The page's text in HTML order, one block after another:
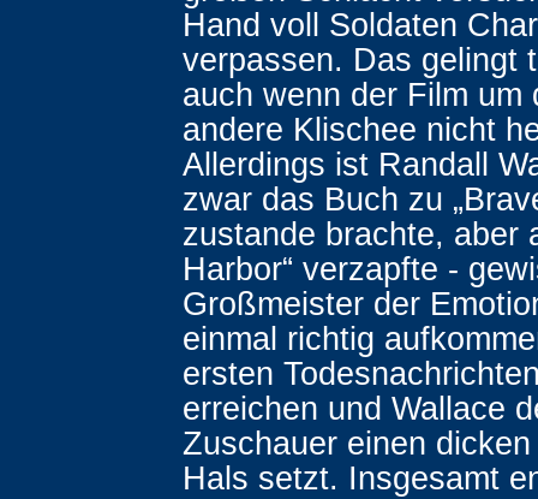
Hand voll Soldaten
verpassen. Das gelingt
auch wenn der Film um
andere Klischee nicht
Allerdings ist Randall
zwar das Buch zu
zustande brachte, aber
Harbor“ verzapfte -
Großmeister der
einmal richtig
ersten
erreichen und Wallace
Zuschauer einen
Hals setzt. Insgesamt